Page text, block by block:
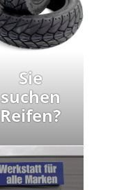
Sie
suchen
Reifen?